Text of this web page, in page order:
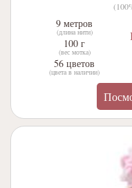
9 метров
(длина нити)
100 г
(вес мотка)
56 цветов
(цвета в наличии)